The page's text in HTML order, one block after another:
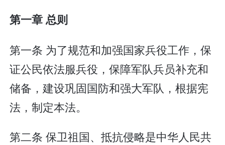
第一章 总则
第一条 为了规范和加强国家兵役工作，保
证公民依法服兵役，保障军队兵员补充和
储备，建设巩固国防和强大军队，根据宪
法，制定本法。
第二条 保卫祖国、抵抗侵略是中华人民共